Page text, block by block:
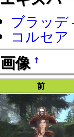
ブラッデ
コルセア
画像 †
前